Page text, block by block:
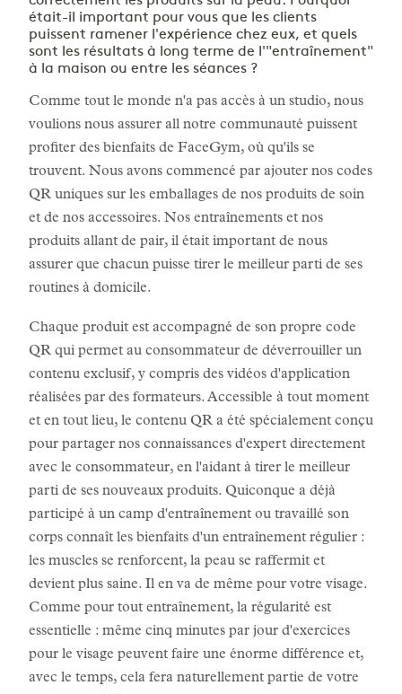
était-il important pour vous que les clients
puissent ramener l'expérience chez eux, et quels
sont les résultats à long terme de l'"entraînement"
à la maison ou entre les séances ?
Comme tout le monde n'a pas accès à un studio, nous
voulions nous assurer all notre communauté puissent
profiter des bienfaits de FaceGym, où qu'ils se
trouvent. Nous avons commencé par ajouter nos codes
QR uniques sur les emballages de nos produits de soin
et de nos accessoires. Nos entraînements et nos
produits allant de pair, il était important de nous
assurer que chacun puisse tirer le meilleur parti de ses
routines à domicile.
Chaque produit est accompagné de son propre code
QR qui permet au consommateur de déverrouiller un
contenu exclusif, y compris des vidéos d'application
réalisées par des formateurs. Accessible à tout moment
et en tout lieu, le contenu QR a été spécialement conçu
pour partager nos connaissances d'expert directement
avec le consommateur, en l'aidant à tirer le meilleur
parti de ses nouveaux produits. Quiconque a déjà
participé à un camp d'entraînement ou travaillé son
corps connaît les bienfaits d'un entraînement régulier :
les muscles se renforcent, la peau se raffermit et
devient plus saine. Il en va de même pour votre visage.
Comme pour tout entraînement, la régularité est
essentielle : même cinq minutes par jour d'exercices
pour le visage peuvent faire une énorme différence et,
avec le temps, cela fera naturellement partie de votre